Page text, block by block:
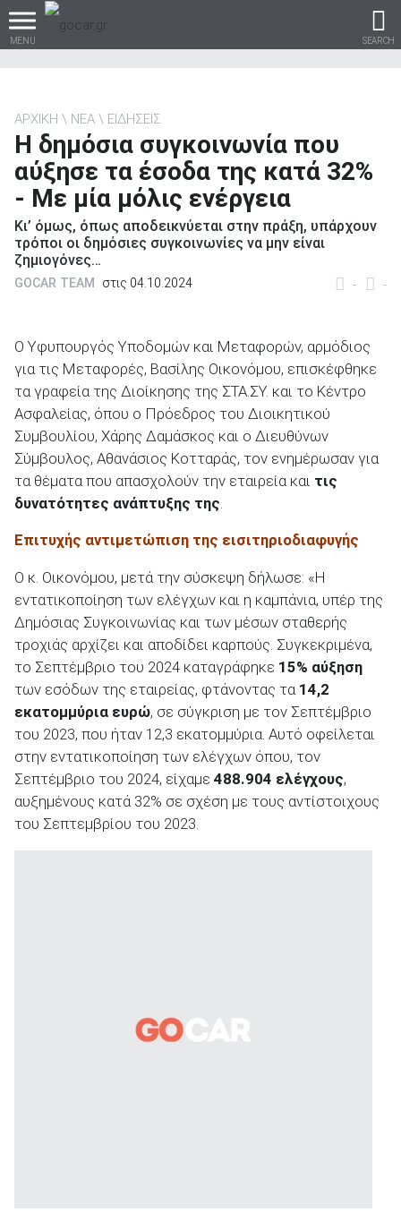
MENU SEARCH
Βρες τα πάντα για το
αυτοκίνητο!
Καινούρια
ΑΝΑΖΗΤΗΣΗ
Μεταχειρισμένα
ΑΝΑΖΗΤΗΣΗ
Επιχειρήσεις
ΑΡΧΙΚΗ ΝΕΑ ΕΙΔΗΣΕΙΣ
Η δημόσια συγκοινωνία που
αύξησε τα έσοδα της κατά 32%
- Με μία μόλις ενέργεια
Κι’ όμως, όπως αποδεικνύεται στην πράξη, υπάρχουν
τρόποι οι δημόσιες συγκοινωνίες να μην είναι
ζημιογόνες…
- -
GOCAR TEAM στις 04.10.2024
Ο Υφυπουργός Υποδομών και Μεταφορών, αρμόδιος
για τις Μεταφορές, Βασίλης Οικονόμου, επισκέφθηκε
τα γραφεία της Διοίκησης της ΣΤΑ.ΣΥ. και το Kέντρο
Ασφαλείας, όπου ο Πρόεδρος του Διοικητικού
Συμβουλίου, Χάρης Δαμάσκος και ο Διευθύνων
Σύμβουλος, Αθανάσιος Κοτταράς, τον ενημέρωσαν για
τα θέματα που απασχολούν την εταιρεία και τις
δυνατότητες ανάπτυξης της
Επιτυχής αντιμετώπιση της εισιτηριοδιαφυγής
Ο κ. Οικονόμου, μετά την σύσκεψη δήλωσε: «Η
εντατικοποίηση των ελέγχων και η καμπάνια, υπέρ της
Δημόσιας Συγκοινωνίας και των μέσων σταθερής
τροχιάς αρχίζει και αποδίδει καρπούς. Συγκεκριμένα,
το Σεπτέμβριο του 2024 καταγράφηκε 15% αύξηση
των εσόδων της εταιρείας, φτάνοντας τα 14,2
εκατομμύρια ευρώ, σε σύγκριση με τον Σεπτέμβριο
του 2023, που ήταν 12,3 εκατομμύρια. Αυτό οφείλεται
στην εντατικοποίηση των ελέγχων όπου, τον
Σεπτέμβριο του 2024, είχαμε 488.904 ελέγχους,
αυξημένους κατά 32% σε σχέση με τους αντίστοιχους
του Σεπτεμβρίου του 2023.